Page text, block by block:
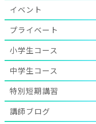
イベント
プライベート
小学生コース
中学生コース
特別短期講習
講師ブログ